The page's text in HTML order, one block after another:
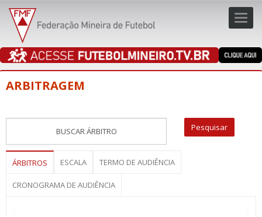
ARBITRAGEM
ÁRBITROS ESCALA TERMO DE AUDIÊNCIA
CRONOGRAMA DE AUDIÊNCIA